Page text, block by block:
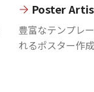
Poster
豊富なテンプレ
れるポスター作成